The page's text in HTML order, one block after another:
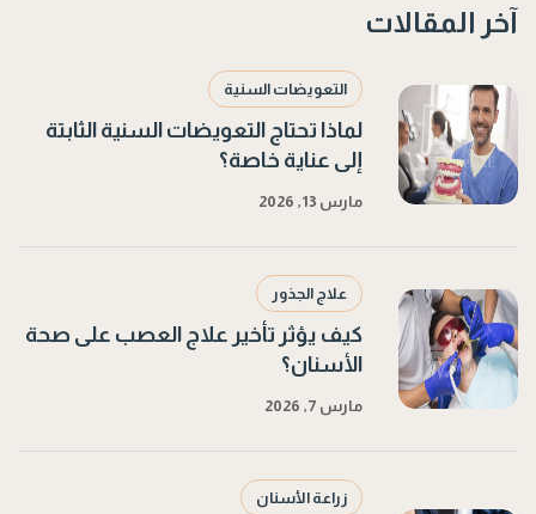
آخر المقالات
التعويضات السنية
لماذا تحتاج التعويضات السنية الثابتة
إلى عناية خاصة؟
مارس 13, 2026
علاج الجذور
كيف يؤثر تأخير علاج العصب على صحة
الأسنان؟
مارس 7, 2026
زراعة الأسنان